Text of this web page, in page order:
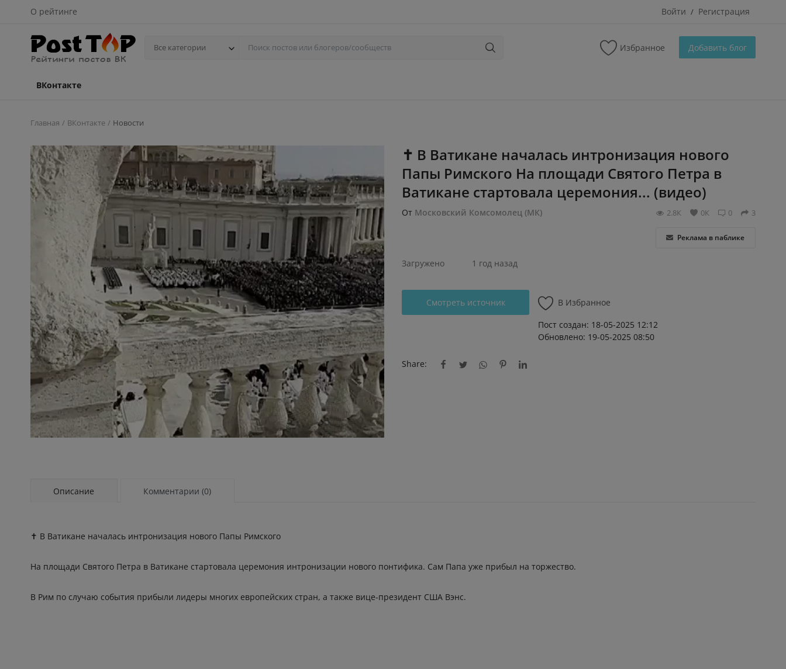
О рейтинге Войти / Регистрация
Все категории Избранное Добавить блог
ВКонтакте
Главная ВКонтакте Новости
✝ В Ватикане началась интронизация нового
Папы Римского На площади Святого Петра в
Ватикане стартовала церемония... (видео)
От Московский Комсомолец (МК) 3
0
0К
2.8К
Реклама в паблике
Загружено 1 год назад
Смотреть источник
В Избранное
Пост создан: 18-05-2025 12:12
Обновлено: 19-05-2025 08:50
Share:
Описание Комментарии (0)
✝ В Ватикане началась интронизация нового Папы Римского
На площади Святого Петра в Ватикане стартовала церемония интронизации нового понтифика. Сам Папа уже прибыл на торжество.
В Рим по случаю события прибыли лидеры многих европейских стран, а также вице-президент США Вэнс.